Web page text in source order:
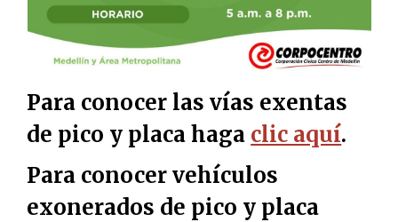
Para conocer las vías exentas
de pico y placa haga clic aquí.
Para conocer vehículos
exonerados de pico y placa